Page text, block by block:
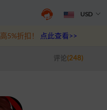
-国服充值
USD
优惠，热门规格更划算点此查
5%折扣！ 点此查看>>
评论(248)